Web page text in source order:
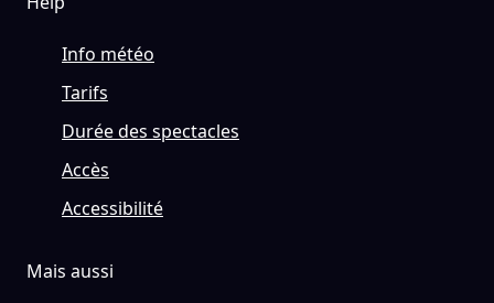
Info météo
Tarifs
Durée des spectacles
Accès
Accessibilité
Mais aussi